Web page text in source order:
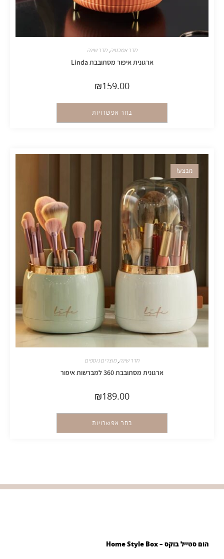
חדר אמבטיה,חדר שינה
ארגונית איפור מסתובבת Linda
₪159.00
בחר אפשרויות
מבצע!
חדר שינה,מוצרים נוספים
ארגונית מסתובבת 360 למברשות איפור
₪189.00
בחר אפשרויות
הום סטייל בוקס – Home Style Box